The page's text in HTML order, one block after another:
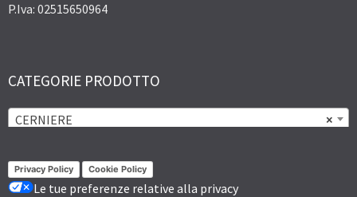
P.Iva: 02515650964
CATEGORIE PRODOTTO
×
CERNIERE
Privacy Policy Cookie Policy
Le tue preferenze relative alla privacy